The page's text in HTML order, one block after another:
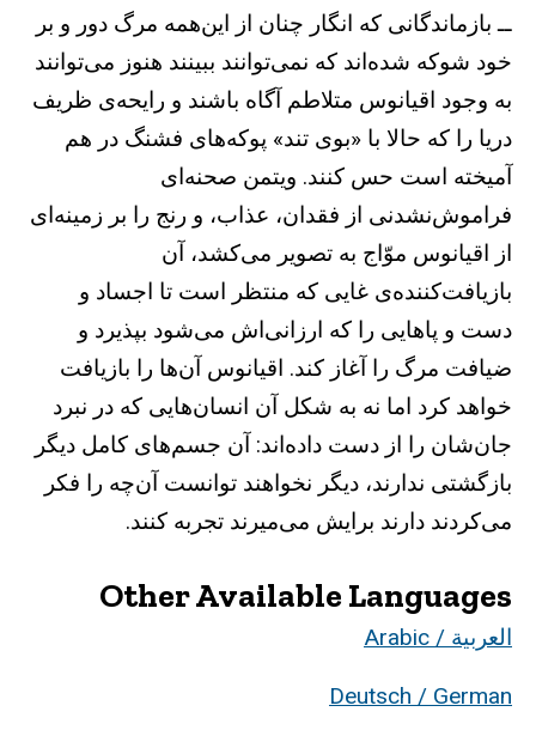
ــ بازماندگانی که انگار چنان از این‌همه مرگ دور و بر
خود شوکه شده‌اند که نمی‌توانند ببینند هنوز می‌توانند
به وجود اقیانوس متلاطم آگاه باشند و رایحه‌ی ظریف
دریا را که حالا با «بوی تند» پوکه‌های فشنگ در هم
آمیخته است حس کنند. ویتمن صحنه‌ای
فراموش‌نشدنی از فقدان، عذاب،‌ و رنج را بر زمینه‌ای
از اقیانوس موّاج به تصویر می‌کشد، آن
بازیافت‌کننده‌ی غایی که منتظر است تا اجساد و
دست و پاهایی را که ارزانی‌اش می‌شود بپذیرد و
ضیافت مرگ را آغاز کند. اقیانوس آن‌ها را بازیافت
خواهد کرد اما نه به شکل آن انسان‌هایی که در نبرد
جان‌شان را از دست داده‌اند: آن جسم‌های کامل دیگر
بازگشتی ندارند، دیگر نخواهند توانست آن‌چه را فکر
می‌کردند دارند برایش می‌میرند تجربه کنند.
Other Available Languages
العربية / Arabic
Deutsch / German